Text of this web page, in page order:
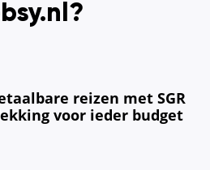
reizen met SGR
voor ieder budget